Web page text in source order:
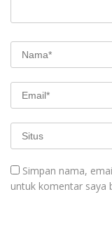
Simpan nama,
untuk komentar saya